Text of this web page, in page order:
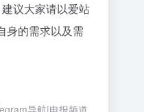
议大家请以爱站
身的需求以及需
导航|电报频道